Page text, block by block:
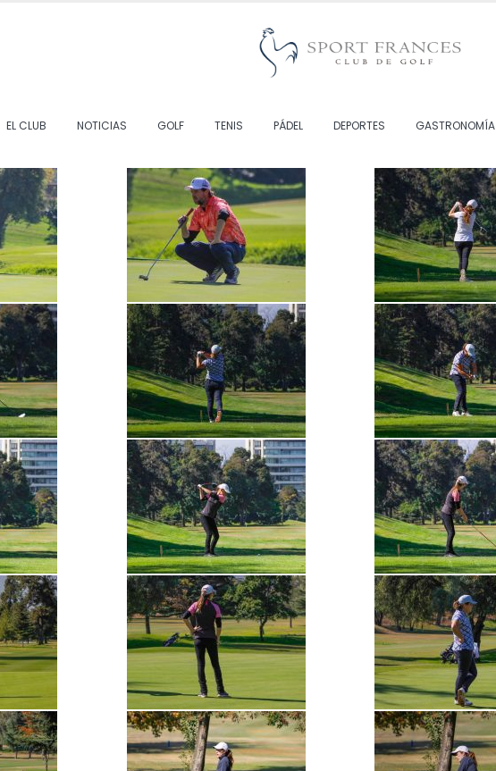
EL CLUB NOTICIAS GOLF TENIS PÁDEL DEPORTES GASTRONOMÍA